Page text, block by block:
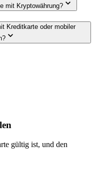
mit Kryptowährung?
Kreditkarte oder mobiler
gültig ist, und den